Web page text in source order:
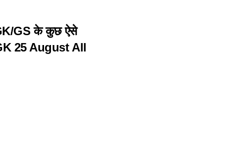
GS के कुछ ऐसे
25 August All